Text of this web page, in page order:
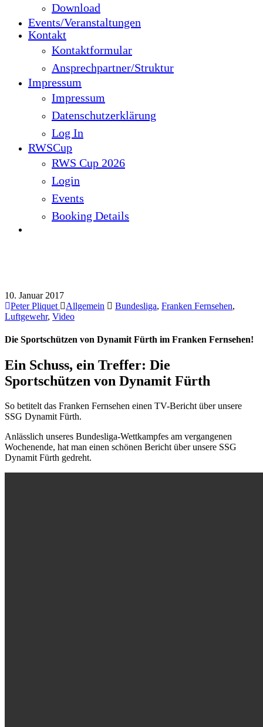
Download
Events/Veranstaltungen
Kontakt
Kontaktformular
Ansprechpartner/Struktur
Impressum
Impressum
Datenschutzerklärung
Log In
RWSCup
RWS Cup 2026
Login
Events
Booking Details
10. Januar 2017
Peter Pliquet
Allgemein Bundesliga, Franken Fernsehen,
Luftgewehr, Video
Die Sportschützen von Dynamit Fürth im Franken Fernsehen!
Ein Schuss, ein Treffer: Die
Sportschützen von Dynamit Fürth
So betitelt das Franken Fernsehen einen TV-Bericht über unsere
SSG Dynamit Fürth.
Anlässlich unseres Bundesliga-Wettkampfes am vergangenen
Wochenende, hat man einen schönen Bericht über unsere SSG
Dynamit Fürth gedreht.